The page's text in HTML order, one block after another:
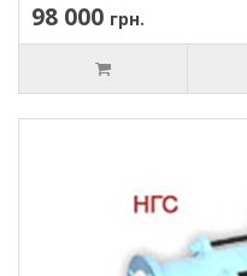
98 000 грн.